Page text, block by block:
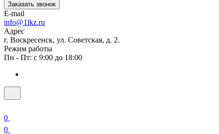
Заказать звонок
E-mail
info@1lkz.ru
Адрес
г. Воскресенск, ул. Советская, д. 2.
Режим работы
Пн - Пт: с 9:00 до 18:00
0
0